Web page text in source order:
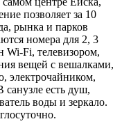
позволяет за 10
рынка и парков
номера для 2, 3
Fi, телевизором,
вещей с вешалками,
электрочайником,
есть душ,
воды и зеркало.